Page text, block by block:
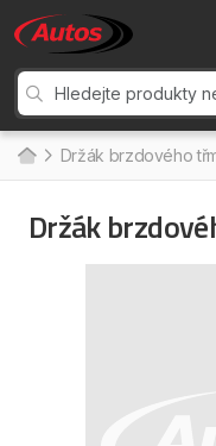
Držák brzdového
Držák